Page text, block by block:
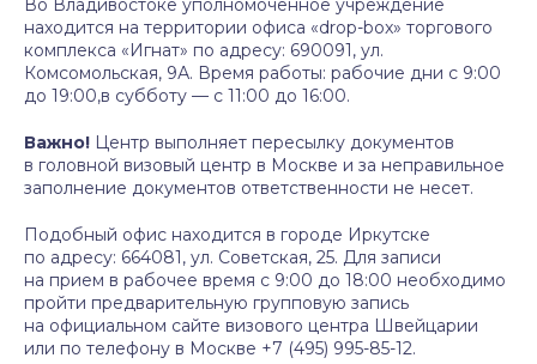
Во Владивостоке уполномоченное учреждение
находится на территории офиса «drop-box» торгового
комплекса «Игнат» по адресу: 690091, ул.
Комсомольская, 9А. Время работы: рабочие дни с 9:00
до 19:00,в субботу — с 11:00 до 16:00.
Важно! Центр выполняет пересылку документов
в головной визовый центр в Москве и за неправильное
заполнение документов ответственности не несет.
Подобный офис находится в городе Иркутске
по адресу: 664081, ул. Советская, 25. Для записи
на прием в рабочее время с 9:00 до 18:00 необходимо
пройти предварительную групповую запись
на официальном сайте визового центра Швейцарии
или по телефону в Москве +7 (495) 995-85-12.